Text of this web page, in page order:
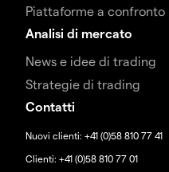
Piattaforme a confronto
Analisi di mercato
News e idee di trading
Strategie di trading
Contatti
Nuovi clienti: +41 (0)58 810 77 41
Clienti: +41 (0)58 810 77 01